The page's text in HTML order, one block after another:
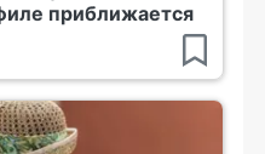
приближается